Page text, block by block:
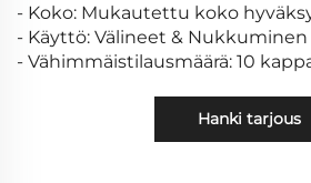
- Koko: Mukautettu koko
- Käyttö: Välineet & Nukkuminen
- Vähimmäistilausmäärä: 10
Hanki tarjous